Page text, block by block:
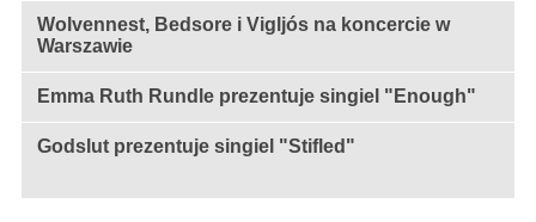
Wolvennest, Bedsore i Vigljós na koncercie w
Warszawie
Emma Ruth Rundle prezentuje singiel "Enough"
Godslut prezentuje singiel "Stifled"